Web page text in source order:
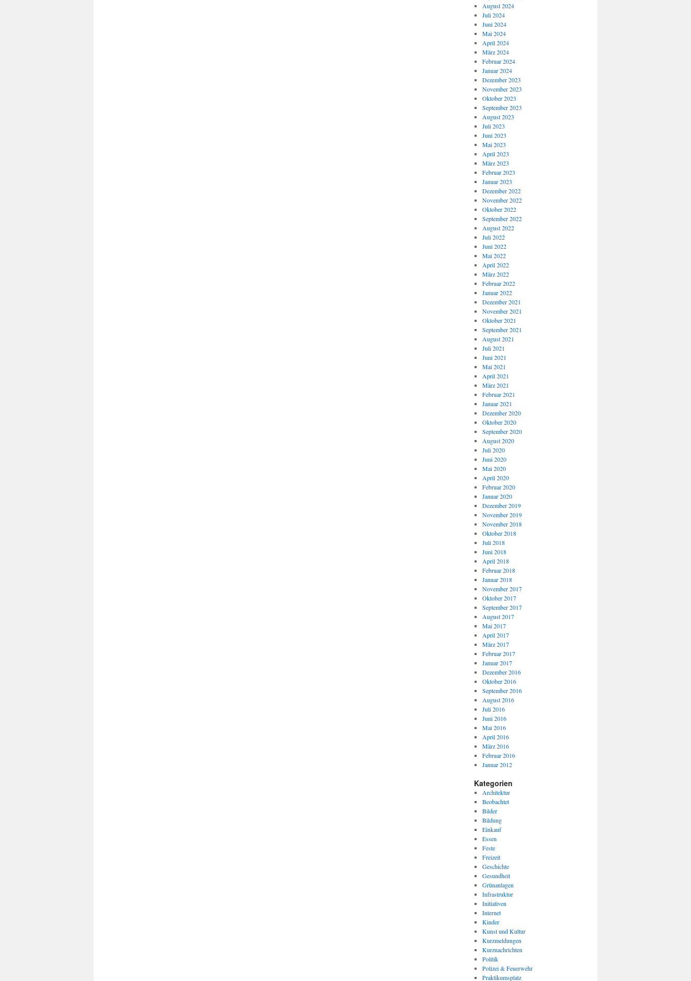
August 2024
Juli 2024
Juni 2024
Mai 2024
April 2024
März 2024
Februar 2024
Januar 2024
Dezember 2023
November 2023
Oktober 2023
September 2023
August 2023
Juli 2023
Juni 2023
Mai 2023
April 2023
März 2023
Februar 2023
Januar 2023
Dezember 2022
November 2022
Oktober 2022
September 2022
August 2022
Juli 2022
Juni 2022
Mai 2022
April 2022
März 2022
Februar 2022
Januar 2022
Dezember 2021
November 2021
Oktober 2021
September 2021
August 2021
Juli 2021
Juni 2021
Mai 2021
April 2021
März 2021
Februar 2021
Januar 2021
Dezember 2020
Oktober 2020
September 2020
August 2020
Juli 2020
Juni 2020
Mai 2020
April 2020
Februar 2020
Januar 2020
Dezember 2019
November 2019
November 2018
Oktober 2018
Juli 2018
Juni 2018
April 2018
Februar 2018
Januar 2018
November 2017
Oktober 2017
September 2017
August 2017
Mai 2017
April 2017
März 2017
Februar 2017
Januar 2017
Dezember 2016
Oktober 2016
September 2016
August 2016
Juli 2016
Juni 2016
Mai 2016
April 2016
März 2016
Februar 2016
Januar 2012
Kategorien
Architektur
Beobachtet
Bilder
Bildung
Einkauf
Essen
Feste
Freizeit
Geschichte
Gesundheit
Grünanlagen
Infrastruktur
Initiativen
Internet
Kinder
Kunst und Kultur
Kurzmeldungen
Kurznachrichten
Politik
Polizei & Feuerwehr
Praktikumsplatz